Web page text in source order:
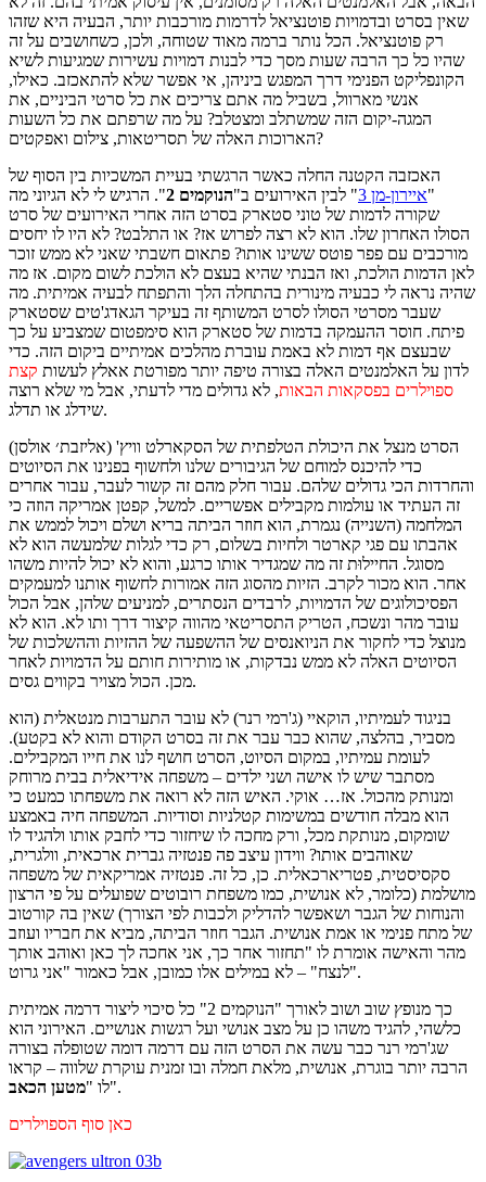
שאין בסרט ובדמויות פוטנציאל לדרמות מורכבות יותר, הבעיה היא שזהו
רק פוטנציאל. הכל נותר ברמה מאוד שטוחה, ולכן, כשחושבים על זה
שהיו כל כך הרבה שעות מסך כדי לבנות דמויות עשירות שמגיעות לשיא
הקונפליקט הפנימי דרך המפגש ביניהן, אי אפשר שלא להתאכזב. כאילו,
אנשי מארוול, בשביל מה אתם צריכים את כל סרטי הביניים, את
המגה-יקום הזה שמשתלב ומצטלב? על מה שרפתם את כל השעות
הארוכות האלה של תסריטאות, צילום ואפקטים?
האכזבה הקטנה החלה כאשר הרגשתי בעיית המשכיות בין הסוף של
"איירון-מן 3 " לבין האירועים ב"הנוקמים 2
". הרגיש לי לא הגיוני מה
שקורה לדמות של טוני סטארק בסרט הזה אחרי האירועים של סרט
הסולו האחרון שלו. הוא לא רצה לפרוש אז? או התלבט? לא היו לו יחסים
מורכבים עם פפר פוטס ששינו אותו? פתאום חשבתי שאני לא ממש זוכר
לאן הדמות הולכת, ואז הבנתי שהיא בעצם לא הולכת לשום מקום. אז מה
שהיה נראה לי כבעיה מינורית בהתחלה הלך והתפתח לבעיה אמיתית. מה
שעבר מסרטי הסולו לסרט המשותף זה בעיקר הגאדג'טים שסטארק
פיתח. חוסר ההעמקה בדמות של סטארק הוא סימפטום שמצביע על כך
שבעצם אף דמות לא באמת עוברת מהלכים אמיתיים ביקום הזה. כדי
לדון על האלמנטים האלה בצורה טיפה יותר מפורטת אאלץ לעשות קצת
ספוילרים בפסקאות הבאות, לא גדולים מדי לדעתי, אבל מי שלא רוצה
שידלג או תדלג.
הסרט מנצל את היכולת הטלפתית של הסקארלט וויץ' (אליזבת׳ אולסן)
כדי להיכנס למוחם של הגיבורים שלנו ולחשוף בפנינו את הסיוטים
והחרדות הכי גדולים שלהם. עבור חלק מהם זה קשור לעבר, עבור אחרים
זה העתיד או עולמות מקבילים אפשריים. למשל, קפטן אמריקה הוזה כי
המלחמה (השנייה) נגמרת, הוא חוזר הביתה בריא ושלם ויכול לממש את
אהבתו עם פגי קארטר ולחיות בשלום, רק כדי לגלות שלמעשה הוא לא
מסוגל. החיילוּת זה מה שמגדיר אותו כרגע, והוא לא יכול להיות משהו
אחר. הוא מכור לקרב. הזיות מהסוג הזה אמורות לחשוף אותנו למעמקים
הפסיכולוגים של הדמויות, לרבדים הנסתרים, למניעים שלהן, אבל הכול
עובר מהר ונשכח, הטריק התסריטאי מהווה קיצור דרך ותו לא. הוא לא
מנוצל כדי לחקור את הניואנסים של ההשפעה של ההזיות וההשלכות של
הסיוטים האלה לא ממש נבדקות, או מותירות חותם על הדמויות לאחר
מכן. הכול מצויר בקווים גסים.
בניגוד לעמיתיו, הוקאיי (ג'רמי רנר) לא עובר התערבות מנטאלית (הוא
מסביר, בהלצה, שהוא כבר עבר את זה בסרט הקודם והוא לא בקטע).
לעומת עמיתיו, במקום הסיוט, הסרט חושף לנו את חייו המקבילים.
מסתבר שיש לו אישה ושני ילדים – משפחה אידיאלית בבית מרוחק
ומנותק מהכול. אז… אוקי. האיש הזה לא רואה את משפחתו כמעט כי
הוא מבלה חודשים במשימות קטלניות וסודיות. המשפחה חיה באמצע
שומקום, מנותקת מכל, ורק מחכה לו שיחזור כדי לחבק אותו ולהגיד לו
שאוהבים אותו? ווידון עיצב פה פנטזיה גברית ארכאית, וולגרית,
סקסיסטית, פטריארכאלית. כן, כל זה. פנטזיה אמריקאית של משפחה
מושלמת (כלומר, לא אנושית, כמו משפחת רובוטים שפועלים על פי הרצון
והנוחות של הגבר ושאפשר להדליק ולכבות לפי הצורך) שאין בה קורטוב
של מתח פנימי או אמת אנושית. הגבר חוזר הביתה, מביא את חבריו ועוזב
מהר והאישה אומרת לו "תחזור אחר כך, אני אחכה לך כאן ואוהב אותך
לנצח" – לא במילים אלו כמובן, אבל כאמור "אני גרוט".
כך מנופץ שוב ושוב לאורך "הנוקמים 2" כל סיכוי ליצור דרמה אמיתית
כלשהי, להגיד משהו כן על מצב אנושי ועל רגשות אנושיים. האירוני הוא
שג'רמי רנר כבר עשה את הסרט הזה עם דרמה דומה שטופלה בצורה
הרבה יותר בוגרת, אנושית, מלאת חמלה ובו זמנית עוקרת שלווה – קראו
לו "מטען הכאב
".
כאן סוף הספוילרים